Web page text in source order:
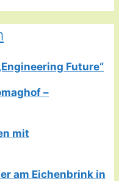
Future“
–
mit
am Eichenbrink in